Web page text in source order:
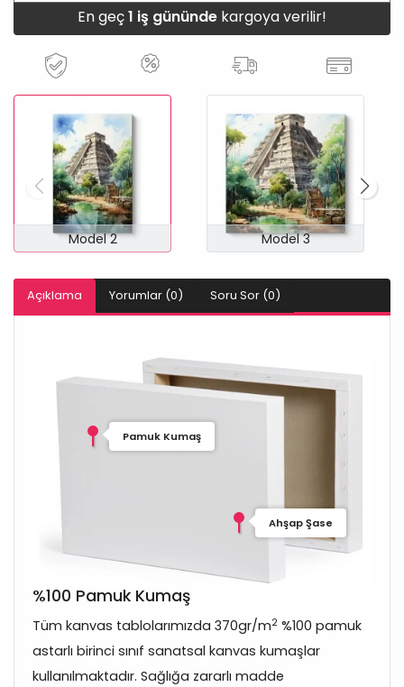
En geç1 iş gününde kargoya verilir!
Model 2 Model 3
Açıklama Yorumlar (0) Soru Sor (0)
Pamuk Kumaş
Ahşap Şase
%100 Pamuk Kumaş
Tüm kanvas tablolarımızda 370gr/m2 %100 pamuk
astarlı birinci sınıf sanatsal kanvas kumaşlar
kullanılmaktadır. Sağlığa zararlı madde